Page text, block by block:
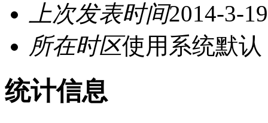
上次发表时间2014-3-
所在时区使用系统默认
统计信息